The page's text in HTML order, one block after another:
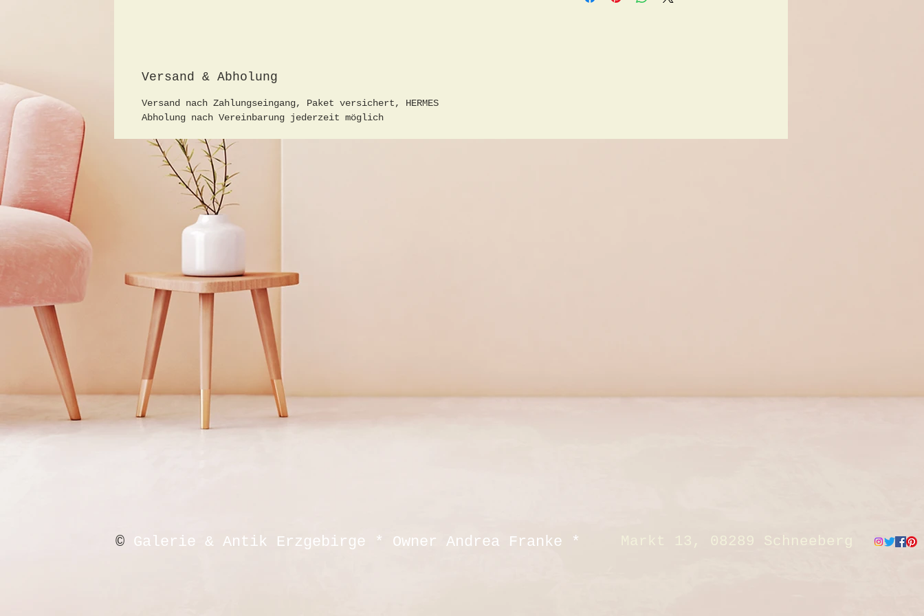
Versand & Abholung
Versand nach Zahlungseingang, Paket versichert, HERMES
Abholung nach Vereinbarung jederzeit möglich
© Galerie & Antik Erzgebirge * Owner Andrea Franke * Markt 13, 08289 Schneeberg